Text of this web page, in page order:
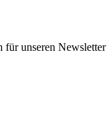
für unseren Newsletter